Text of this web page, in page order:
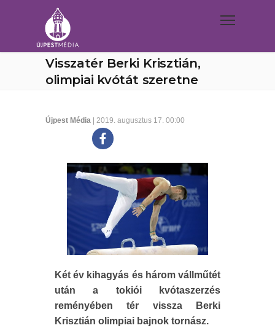
Visszatér Berki Krisztián,
olimpiai kvótát szeretne
Újpest Média | 2019. augusztus 17. 00:00
Két év kihagyás és három vállműtét
után a tokiói kvótaszerzés
reményében tér vissza Berki
Krisztián olimpiai bajnok tornász.